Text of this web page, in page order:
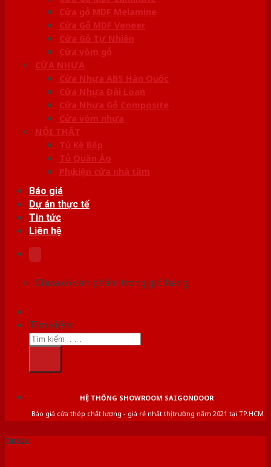
Cửa gỗ MDF Melamine
Cửa Gỗ MDF Veneer
Cửa Gỗ Tự Nhiên
Cửa vòm gỗ
CỬA NHỰA
Cửa Nhựa ABS Hàn Quốc
Cửa Nhựa Đài Loan
Cửa Nhựa Gỗ Composite
Cửa vòm nhựa
NỘI THẤT
Tủ Kệ Bếp
Tủ Quần Áo
Phụ kiện cửa nhà tắm
Báo giá
Dự án thực tế
Tin tức
Liên hệ
Chưa có sản phẩm trong giỏ hàng.
Tìm kiếm:
HỆ THỐNG SHOWROOM SAIGONDOOR
Báo giá cửa thép chất lượng - giá rẻ nhất thị trường năm 2021 tại TP.HCM
Tin tức